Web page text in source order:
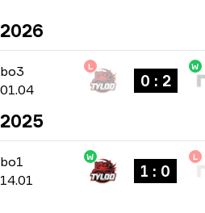
2026
bo3 -bo3
01.04
L
0 : 2
W
2025
bo1 -bo1
14.01
W
1 : 0
L